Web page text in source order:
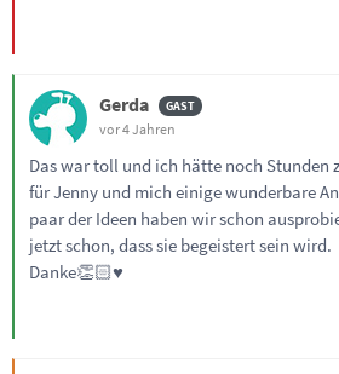
Gerda
vor 4 Jahren
Das war toll und ich hätte noch Stunden
für Jenny und mich einige wunderbare
paar der Ideen haben wir schon
jetzt schon, dass sie begeistert sein wird.
Danke👏🏻♥️